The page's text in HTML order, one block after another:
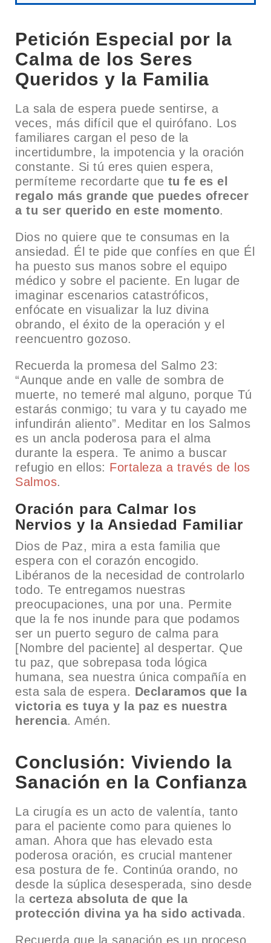
Petición Especial por la
Calma de los Seres
Queridos y la Familia
La sala de espera puede sentirse, a
veces, más difícil que el quirófano. Los
familiares cargan el peso de la
incertidumbre, la impotencia y la oración
constante. Si tú eres quien espera,
permíteme recordarte que tu fe es el
regalo más grande que puedes ofrecer
a tu ser querido en este momento.
Dios no quiere que te consumas en la
ansiedad. Él te pide que confíes en que Él
ha puesto sus manos sobre el equipo
médico y sobre el paciente. En lugar de
imaginar escenarios catastróficos,
enfócate en visualizar la luz divina
obrando, el éxito de la operación y el
reencuentro gozoso.
Recuerda la promesa del Salmo 23:
“Aunque ande en valle de sombra de
muerte, no temeré mal alguno, porque Tú
estarás conmigo; tu vara y tu cayado me
infundirán aliento”. Meditar en los Salmos
es un ancla poderosa para el alma
durante la espera. Te animo a buscar
refugio en ellos: Fortaleza a través de los
Salmos.
Oración para Calmar los
Nervios y la Ansiedad Familiar
Dios de Paz, mira a esta familia que
espera con el corazón encogido.
Libéranos de la necesidad de controlarlo
todo. Te entregamos nuestras
preocupaciones, una por una. Permite
que la fe nos inunde para que podamos
ser un puerto seguro de calma para
[Nombre del paciente] al despertar. Que
tu paz, que sobrepasa toda lógica
humana, sea nuestra única compañía en
esta sala de espera. Declaramos que la
victoria es tuya y la paz es nuestra
herencia. Amén.
Conclusión: Viviendo la
Sanación en la Confianza
La cirugía es un acto de valentía, tanto
para el paciente como para quienes lo
aman. Ahora que has elevado esta
poderosa oración, es crucial mantener
esa postura de fe. Continúa orando, no
desde la súplica desesperada, sino desde
la certeza absoluta de que la
protección divina ya ha sido activada.
Recuerda que la sanación es un proceso